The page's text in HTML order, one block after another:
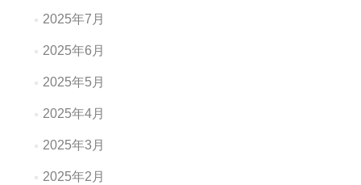
2025年7月
2025年6月
2025年5月
2025年4月
2025年3月
2025年2月